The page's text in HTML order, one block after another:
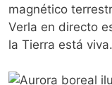
magnético
Verla en directo
la Tierra está